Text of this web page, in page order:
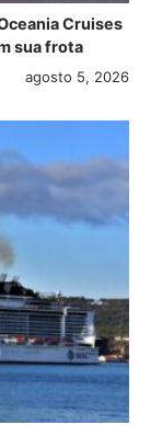
Cruises
sua frota
agosto 5, 2026